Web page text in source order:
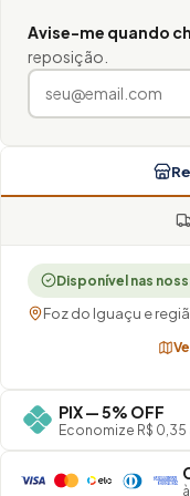
Avise-me quando
reposição.
Disponível nas
Foz do Iguaçu e
PIX — 5% OFF
Economize R$ 0,35